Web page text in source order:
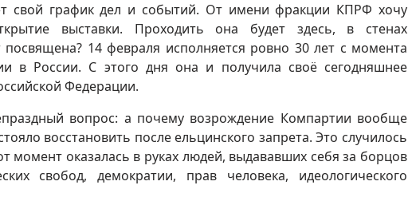
свой график дел и событий. От имени фракции КПРФ хочу
выставки. Проходить она будет здесь, в стенах
14 февраля исполняется ровно 30 лет с момента
в России. С этого дня она и получила своё сегодняшнее
Федерации.
вопрос: а почему возрождение Компартии вообще
восстановить после ельцинского запрета. Это случилось
момент оказалась в руках людей, выдававших себя за борцов
свобод, демократии, прав человека, идеологического